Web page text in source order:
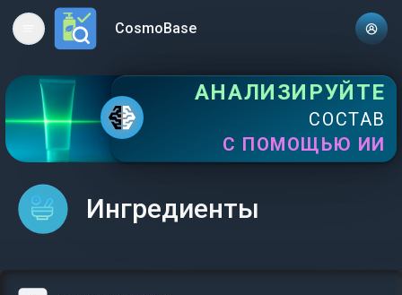
Open main menuCosmoBase
АНАЛИЗИРУЙТЕ
СОСТАВ
С ПОМОЩЬЮ ИИ
Ингредиенты